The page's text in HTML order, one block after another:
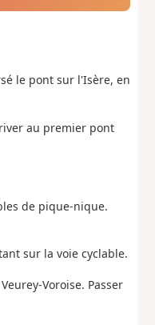
le pont sur l'Isère, en
au premier pont
de pique-nique.
sur la voie cyclable.
Voroise. Passer